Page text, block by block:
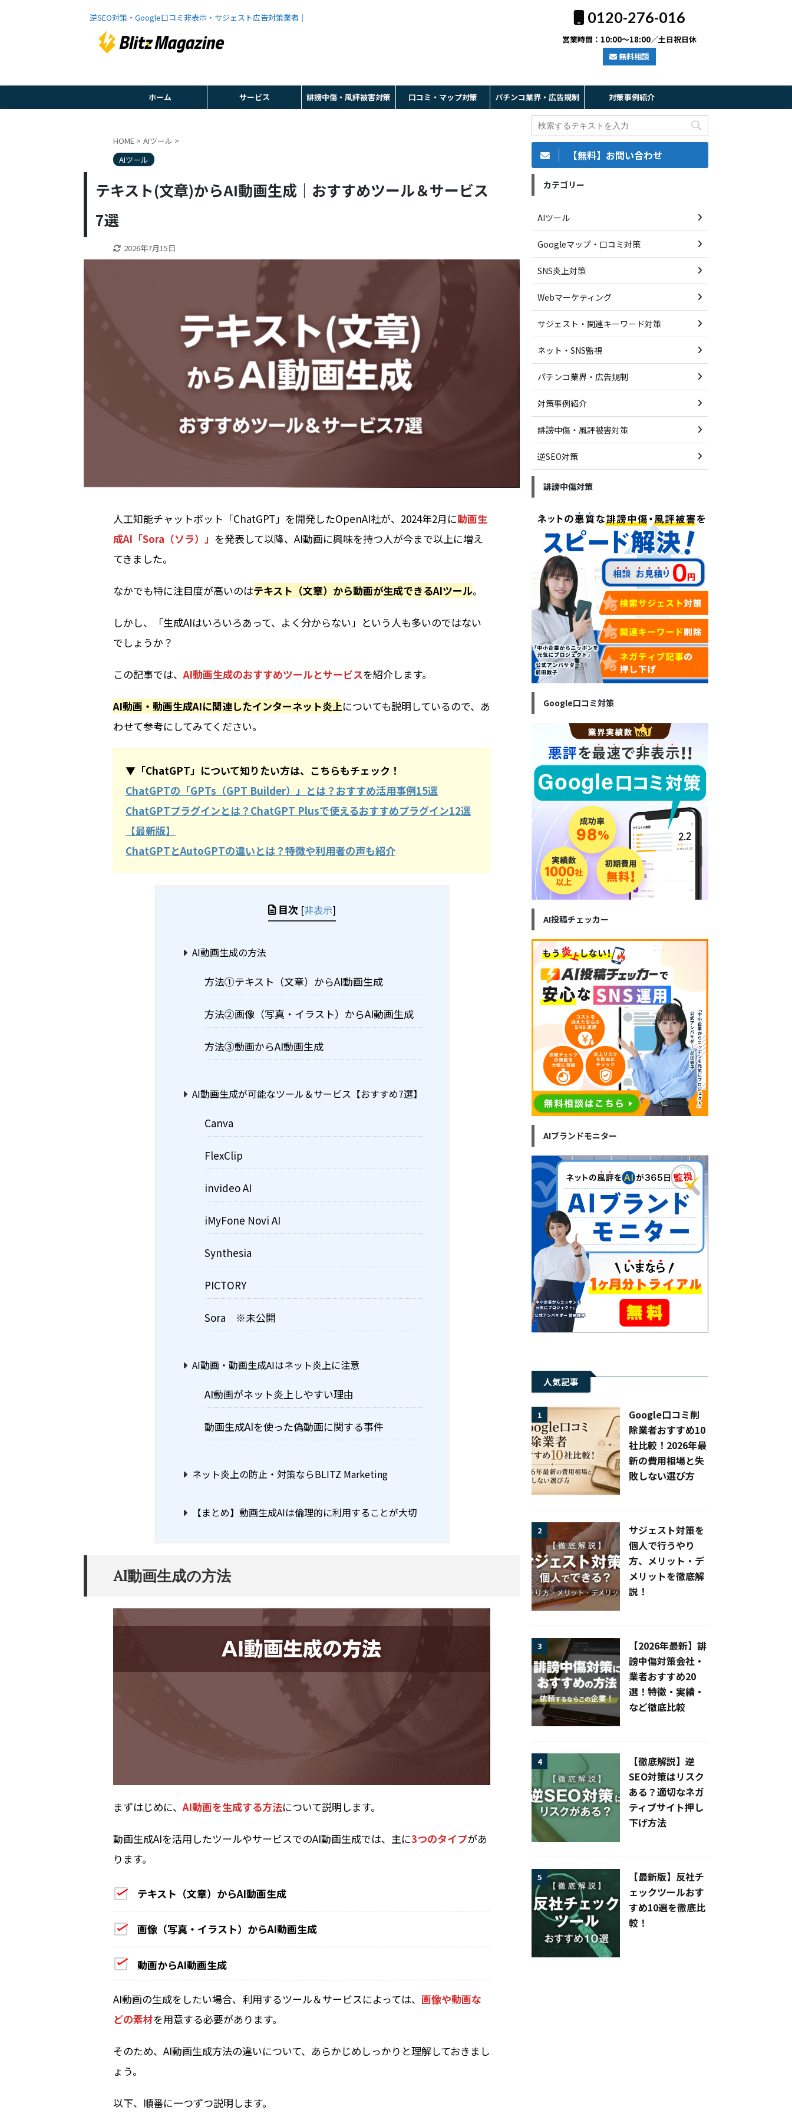
逆SEO対策・Google口コミ非表示・サジェスト広告対策業者｜ 0120-276-016
営業時間：10:00～18:00／土日祝日休
無料相談
ホーム サービス 誹謗中傷・風評被害対策 口コミ・マップ対策 パチンコ業界・広告規制 対策事例紹介
HOME > AIツール >
AIツール
テキスト(文章)からAI動画生成｜おすすめツール＆サービス
7選
2026年7月15日
人工知能チャットボット「ChatGPT」を開発したOpenAI社が、2024年2月に動画生
成AI「Sora（ソラ）」 を発表して以降、AI動画に興味を持つ人が今まで以上に増え
てきました。
なかでも特に注目度が高いのはテキスト（文章）から動画が生成できるAIツール。
しかし、「生成AIはいろいろあって、よく分からない」という人も多いのではない
でしょうか？
この記事では、AI動画生成のおすすめツールとサービスを紹介します。
AI動画・動画生成AIに関連したインターネット炎上についても説明しているので、あ
わせて参考にしてみてください。
▼「ChatGPT」について知りたい方は、こちらもチェック！
ChatGPTの「GPTs（GPT Builder）」とは？おすすめ活用事例15選
ChatGPTプラグインとは？ChatGPT Plusで使えるおすすめプラグイン12選
【最新版】
ChatGPTとAutoGPTの違いとは？特徴や利用者の声も紹介
目次 [非表示]
AI動画生成の方法
方法①テキスト（文章）からAI動画生成
方法②画像（写真・イラスト）からAI動画生成
方法③動画からAI動画生成
AI動画生成が可能なツール＆サービス【おすすめ7選】
Canva
FlexClip
invideo AI
iMyFone Novi AI
Synthesia
PICTORY
Sora ※未公開
AI動画・動画生成AIはネット炎上に注意
AI動画がネット炎上しやすい理由
動画生成AIを使った偽動画に関する事件
ネット炎上の防止・対策ならBLITZ Marketing
【まとめ】動画生成AIは倫理的に利用することが大切
AI動画生成の方法
まずはじめに、AI動画を生成する方法について説明します。
動画生成AIを活用したツールやサービスでのAI動画生成では、主に3つのタイプがあ
ります。
テキスト（文章）からAI動画生成
画像（写真・イラスト）からAI動画生成
動画からAI動画生成
AI動画の生成をしたい場合、利用するツール＆サービスによっては、 画像や動画な
どの素材を用意する必要があります。
そのため、AI動画生成方法の違いについて、あらかじめしっかりと理解しておきまし
ょう。
以下、順番に一つずつ説明します。
【無料】お問い合わせ
カテゴリー
AIツール
Googleマップ・口コミ対策
SNS炎上対策
Webマーケティング
サジェスト・関連キーワード対策
ネット・SNS監視
パチンコ業界・広告規制
対策事例紹介
誹謗中傷・風評被害対策
逆SEO対策
誹謗中傷対策
Google口コミ対策
AI投稿チェッカー
AIブランドモニター
人気記事
1
Google口コミ削
除業者おすすめ10
社比較！2026年最
新の費用相場と失
敗しない選び方
2
サジェスト対策を
個人で行うやり
方、メリット・デ
メリットを徹底解
説！
3
【2026年最新】誹
謗中傷対策会社・
業者おすすめ20
選！特徴・実績・
など徹底比較
4
【徹底解説】逆
SEO対策はリスク
ある？適切なネガ
ティブサイト押し
下げ方法
5
【最新版】反社チ
ェックツールおす
すめ10選を徹底比
較！